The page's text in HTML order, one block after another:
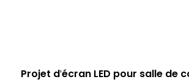
Projet d'écran LED pour salle de